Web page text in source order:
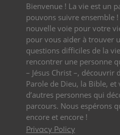
Bienvenue ! La vie est un
pouvons suivre ensemble
nouvelle voie pour votre
pour vous aider à trouver
questions difficiles de la
rencontrer une personne
– Jésus Christ –, découvrir
Parole de Dieu, la Bible, et
d’autres personnes qui
parcours. Nous espérons
encore et encore !
Privacy Policy